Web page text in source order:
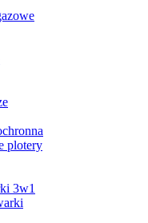
plotery
3w1